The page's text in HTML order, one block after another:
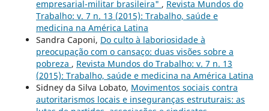
empresarial-militar brasileira" , Revista Mundos do
Trabalho: v. 7 n. 13 (2015): Trabalho, saúde e
medicina na América Latina
Sandra Caponi, Do culto à laboriosidade à
preocupação com o cansaço: duas visões sobre a
pobreza , Revista Mundos do Trabalho: v. 7 n. 13
(2015): Trabalho, saúde e medicina na América Latina
Sidney da Silva Lobato, Movimentos sociais contra
autoritarismos locais e inseguranças estruturais: as